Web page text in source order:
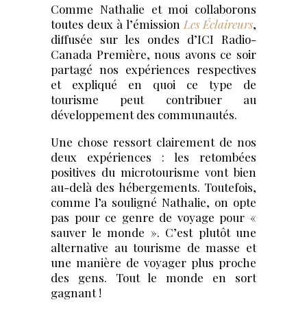
Comme Nathalie et moi collaborons
toutes deux à l’émission Les Éclaireurs,
diffusée sur les ondes d’ICI Radio-
Canada Première, nous avons ce soir
partagé nos expériences respectives
et expliqué en quoi ce type de
tourisme peut contribuer au
développement des communautés.
Une chose ressort clairement de nos
deux expériences : les retombées
positives du microtourisme vont bien
au-delà des hébergements. Toutefois,
comme l’a souligné Nathalie, on opte
pas pour ce genre de voyage pour «
sauver le monde ». C’est plutôt une
alternative au tourisme de masse et
une manière de voyager plus proche
des gens. Tout le monde en sort
gagnant !